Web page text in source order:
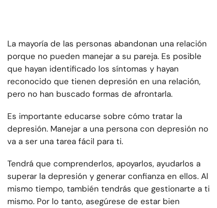
La mayoría de las personas abandonan una relación
porque no pueden manejar a su pareja. Es posible
que hayan identificado los síntomas y hayan
reconocido que tienen depresión en una relación,
pero no han buscado formas de afrontarla.
Es importante educarse sobre cómo tratar la
depresión. Manejar a una persona con depresión no
va a ser una tarea fácil para ti.
Tendrá que comprenderlos, apoyarlos, ayudarlos a
superar la depresión y generar confianza en ellos. Al
mismo tiempo, también tendrás que gestionarte a ti
mismo. Por lo tanto, asegúrese de estar bien